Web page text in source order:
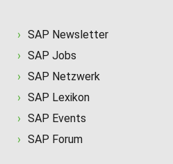
SAP Newsletter
SAP Jobs
SAP Netzwerk
SAP Lexikon
SAP Events
SAP Forum